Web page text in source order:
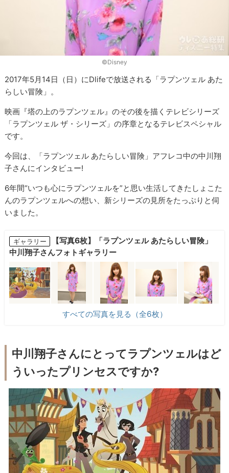
©︎Disney
2017年5月14日（日）にDlifeで放送される「ラプンツェル あた
らしい冒険」。
映画『塔の上のラプンツェル』のその後を描くテレビシリーズ
「ラプンツェル ザ・シリーズ」の序章となるテレビスペシャル
です。
今回は、「ラプンツェル あたらしい冒険」アフレコ中の中川翔
子さんにインタビュー!
6年間“いつも心にラプンツェルを”と思い生活してきたしょこた
んのラプンツェルへの想い、新シリーズの見所をたっぷりと伺
いました。
ギャラリー
【写真6枚】「ラプンツェル あたらしい冒険」
中川翔子さんフォトギャラリー
すべての写真を見る（全6枚）
中川翔子さんにとってラプンツェルはど
ういったプリンセスですか?